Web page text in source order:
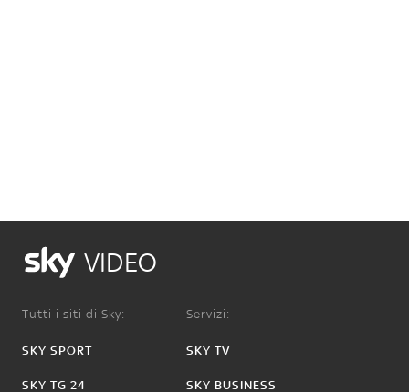
VIDEO
Tutti i siti di Sky:
SKY SPORT
SKY TG 24
Servizi:
SKY TV
SKY BUSINESS